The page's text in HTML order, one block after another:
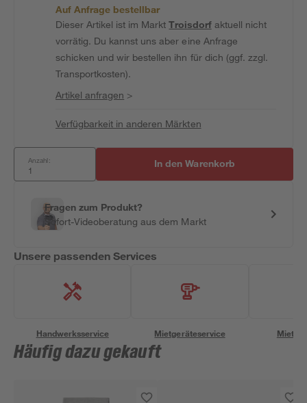
Auf Anfrage bestellbar
Dieser Artikel ist im MarktTroisdorfaktuell nicht
vorrätig. Du kannst uns aber eine Anfrage
schicken und wir bestellen ihn für dich (ggf. zzgl.
Transportkosten).
Artikel anfragen >
Verfügbarkeit in anderen Märkten
Anzahl: In den Warenkorb
Fragen zum Produkt?
Sofort-Videoberatung aus dem Markt
Unsere passenden Services
Handwerksservice Mietgeräteservice
Häufig dazu gekauft